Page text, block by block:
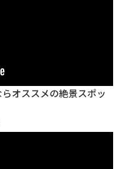
オススメの絶景スポッ